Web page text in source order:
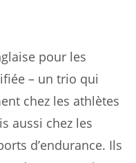
pour les
– un trio qui
chez les athlètes
aussi chez les
d’endurance. Ils